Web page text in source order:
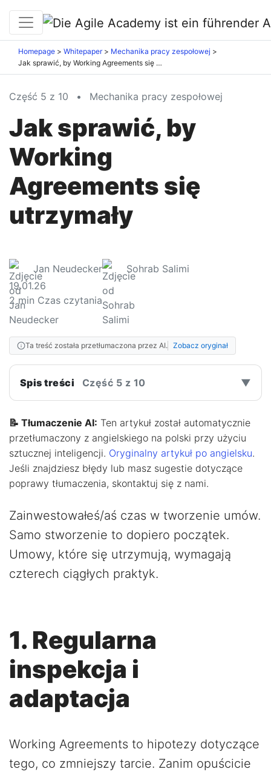
Homepage Whitepaper
Mechanika pracy zespołowej
Jak sprawić, by Working Agreements się utrzymały
Część 5 z 10 • Mechanika pracy zespołowej
Jak sprawić, by
Working
Agreements się
utrzymały
Jan Neudecker
Sohrab Salimi
19.01.26
2min Czas czytania
Ta treść została przetłumaczona przez AI. Zobacz oryginał
Spis treści Część 5 z 10 ▼
📝 Tłumaczenie AI: Ten artykuł został automatycznie
przetłumaczony z angielskiego na polski przy użyciu
sztucznej inteligencji. Oryginalny artykuł po angielsku.
Jeśli znajdziesz błędy lub masz sugestie dotyczące
poprawy tłumaczenia, skontaktuj się z nami.
Zainwestowałeś/aś czas w tworzenie umów.
Samo stworzenie to dopiero początek.
Umowy, które się utrzymują, wymagają
czterech ciągłych praktyk.
1. Regularna
inspekcja i
adaptacja
Working Agreements to hipotezy dotyczące
tego, co zmniejszy tarcie. Zanim opuścicie